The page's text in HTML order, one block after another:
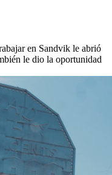
en Sandvik le abrió
le dio la oportunidad